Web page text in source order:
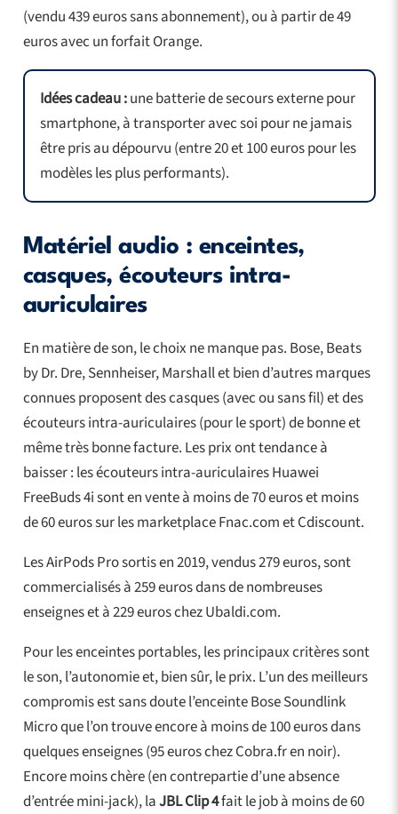
(vendu 439 euros sans abonnement), ou à partir de 49
euros avec un forfait Orange.
Idées cadeau :une batterie de secours externe pour
smartphone, à transporter avec soi pour ne jamais
être pris au dépourvu (entre 20 et 100 euros pour les
modèles les plus performants).
Matériel audio : enceintes,
casques, écouteurs intra-
auriculaires
En matière de son, le choix ne manque pas. Bose, Beats
by Dr. Dre, Sennheiser, Marshall et bien d’autres marques
connues proposent des casques (avec ou sans fil) et des
écouteurs intra-auriculaires (pour le sport) de bonne et
même très bonne facture. Les prix ont tendance à
baisser : les écouteurs intra-auriculaires Huawei
FreeBuds 4i sont en vente à moins de 70 euros et moins
de 60 euros sur les marketplace Fnac.com et Cdiscount.
Les AirPods Pro sortis en 2019, vendus 279 euros, sont
commercialisés à 259 euros dans de nombreuses
enseignes et à 229 euros chez Ubaldi.com.
Pour les enceintes portables, les principaux critères sont
le son, l’autonomie et, bien sûr, le prix. L’un des meilleurs
compromis est sans doute l’enceinte Bose Soundlink
Micro que l’on trouve encore à moins de 100 euros dans
quelques enseignes (95 euros chez Cobra.fr en noir).
Encore moins chère (en contrepartie d’une absence
d’entrée mini-jack), laJBL Clip 4fait le job à moins de 60